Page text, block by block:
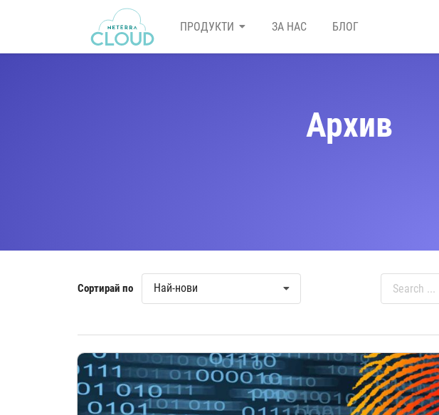
ПРОДУКТИ ЗА НАС БЛОГ
Архив
Сортирай по Най-нови